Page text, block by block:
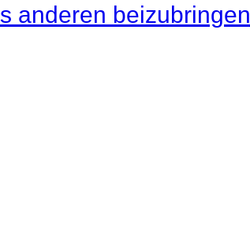
anderen beizubringen